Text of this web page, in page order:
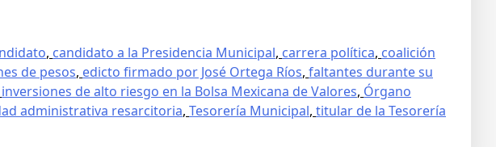
, candidato a la Presidencia Municipal, carrera política, coalición
de pesos, edicto firmado por José Ortega Ríos, faltantes durante su
inversiones de alto riesgo en la Bolsa Mexicana de Valores, Órgano
administrativa resarcitoria, Tesorería Municipal, titular de la Tesorería